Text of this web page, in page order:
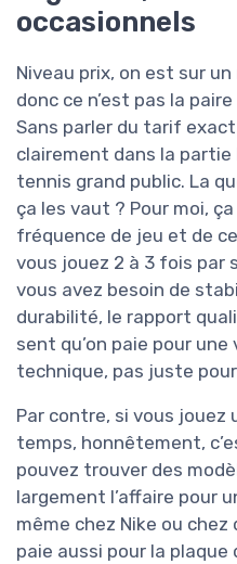
occasionnels
Niveau prix, on est sur
donc ce n’est pas la
Sans parler du tarif
clairement dans la
tennis grand public. La
ça les vaut ? Pour moi,
fréquence de jeu et de
vous jouez 2 à 3 fois par
vous avez besoin de
durabilité, le rapport
sent qu’on paie pour
technique, pas juste
Par contre, si vous jouez
temps, honnêtement,
pouvez trouver des
largement l’affaire pour
même chez Nike ou chez
paie aussi pour la